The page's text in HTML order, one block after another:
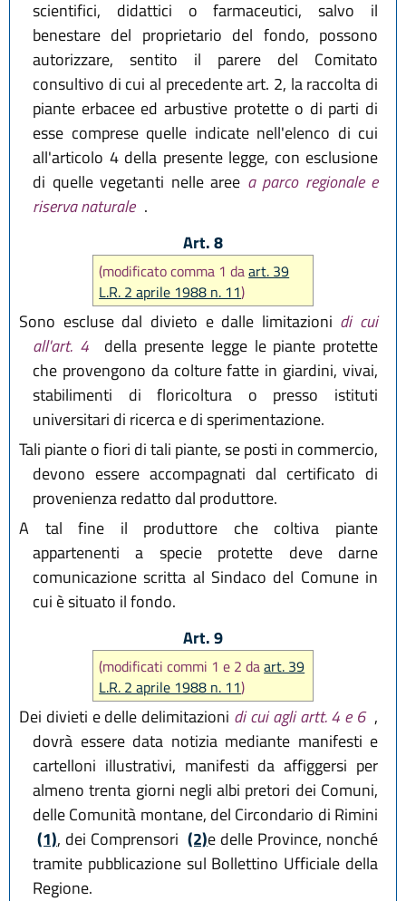
scientifici, didattici o farmaceutici, salvo il
benestare del proprietario del fondo, possono
autorizzare, sentito il parere del Comitato
consultivo di cui al precedente art. 2, la raccolta di
piante erbacee ed arbustive protette o di parti di
esse comprese quelle indicate nell'elenco di cui
all'articolo 4 della presente legge, con esclusione
di quelle vegetanti nelle aree a parco regionale e
riserva naturale .
Art. 8
(modificato comma 1 daart. 39
L.R. 2 aprile 1988 n. 11)
Sono escluse dal divieto e dalle limitazioni di cui
all'art. 4
della presente legge le piante protette
che provengono da colture fatte in giardini, vivai,
stabilimenti di floricoltura o presso istituti
universitari di ricerca e di sperimentazione.
Tali piante o fiori di tali piante, se posti in commercio,
devono essere accompagnati dal certificato di
provenienza redatto dal produttore.
A tal fine il produttore che coltiva piante
appartenenti a specie protette deve darne
comunicazione scritta al Sindaco del Comune in
cui è situato il fondo.
Art. 9
(modificati commi 1 e 2 daart. 39
L.R. 2 aprile 1988 n. 11)
Dei divieti e delle delimitazioni di cui agli artt. 4 e 6 ,
dovrà essere data notizia mediante manifesti e
cartelloni illustrativi, manifesti da affiggersi per
almeno trenta giorni negli albi pretori dei Comuni,
delle Comunità montane, del Circondario di Rimini
(1), dei Comprensori (2)e delle Province, nonché
tramite pubblicazione sul Bollettino Ufficiale della
Regione.